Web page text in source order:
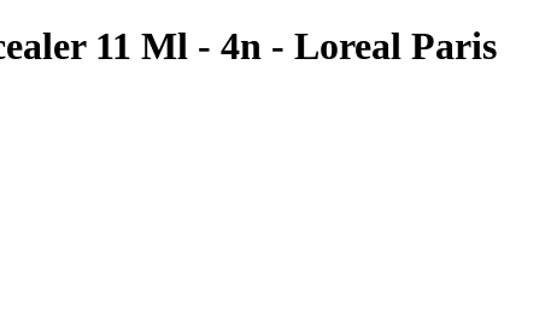
11 Ml - 4n - Loreal Paris